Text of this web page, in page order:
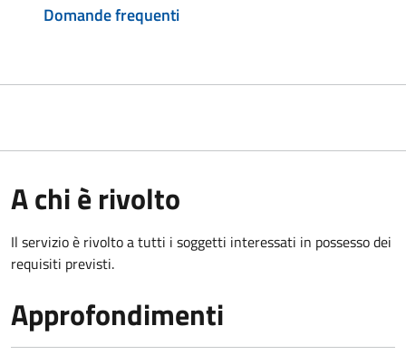
Domande frequenti
A chi è rivolto
Il servizio è rivolto a tutti i soggetti interessati in possesso dei
requisiti previsti.
Approfondimenti